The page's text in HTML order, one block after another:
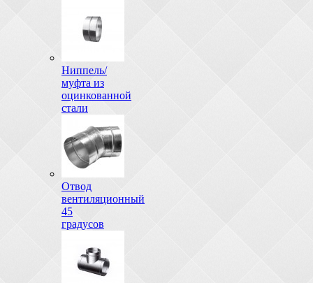
Ниппель/
муфта из
оцинкованной
стали
Отвод
вентиляционный
45
градусов